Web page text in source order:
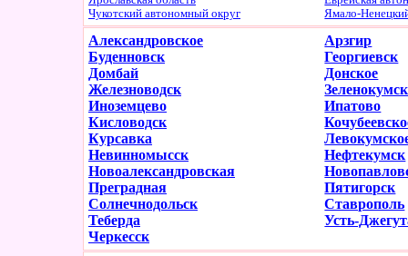
Чукотский автономный округ
Ямало-
Александровское
Арзгир
Буденновск
Георгиевск
Домбай
Донское
Железноводск
Зеленокумск
Иноземцево
Ипатово
Кисловодск
Курсавка
Невинномысск
Нефтекумск
Новоалександровская
Преградная
Пятигорск
Солнечнодольск
Ставрополь
Теберда
Усть-
Черкесск